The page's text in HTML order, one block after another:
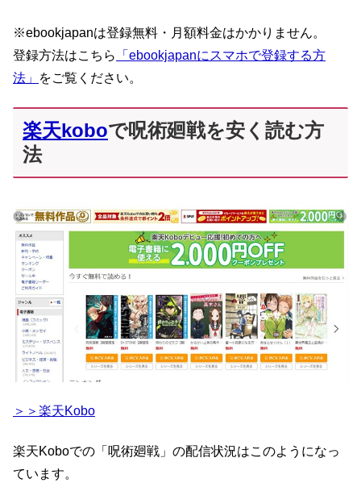
※ebookjapanは登録無料・月額料金はかかりません。
登録方法はこちら
「ebookjapanにスマホで登録する方
法」
をご覧ください。
楽天koboで呪術廻戦を安く読む方
法
＞＞楽天Kobo
楽天Koboでの「呪術廻戦」の配信状況はこのようになっ
ています。